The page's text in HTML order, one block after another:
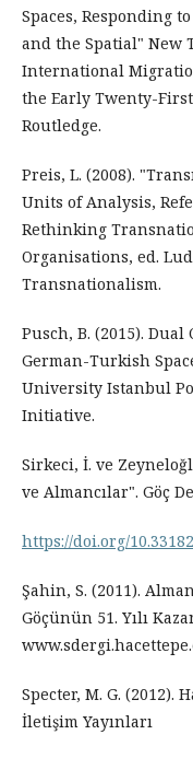
Spaces, Responding
and the Spatial" New
International
the Early Twenty-
Routledge.
Preis, L. (2008).
Units of Analysis,
Rethinking
Organisations, ed.
Transnationalism.
Pusch, B. (2015).
German-Turkish
University Istanbul
Initiative.
Sirkeci, İ. ve
ve Almancılar". Göç
https://doi.org/
Şahin, S. (2011).
Göçünün 51. Yılı
Specter, M. G. (2012).
İletişim Yayınları